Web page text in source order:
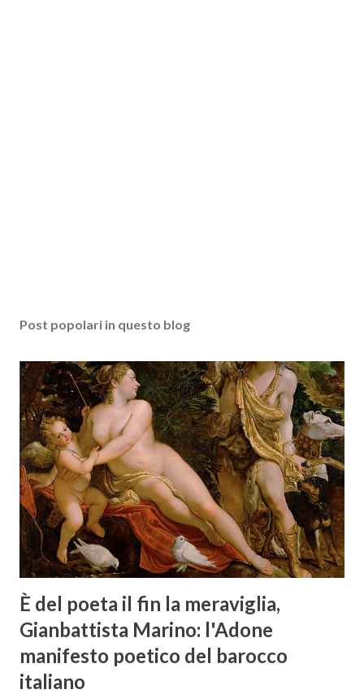
Post popolari in questo blog
È del poeta il fin la meraviglia,
Gianbattista Marino: l'Adone
manifesto poetico del barocco
italiano